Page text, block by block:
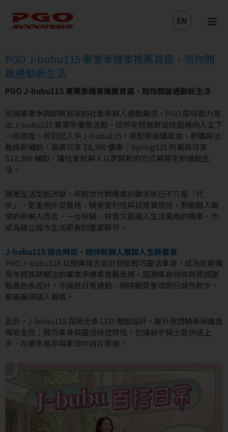
容
EN
PGO J-bubu115 畢業季機車推薦首選，陪你開
啟通勤新生活
PGO J-bubu115 畢業季機車推薦首選，陪你開啟通勤新生活
迎接畢業季與即將到來的社會新鮮人通勤需求，PGO 摩特動力推
出 J-bubu115 畢業季優惠活動，陪伴年輕族群從校園邁向人生下
一段旅程。即日起入手 J-bubu115，搭配原廠購車金、新購與汰
舊換新補助，最高可享 $9,300 優惠；Spring125 則最高可享
$12,300 補助，讓社會新鮮人以更輕鬆的方式展開全新通勤生
活。
隨著生活型態改變，年輕世代對機車的需求早已不只是「代
步」，更重視外型風格、騎乘便利性與日常實用性。對剛踏入職
場的新鮮人而言，一台好騎、好看又能融入生活風格的機車，也
成為建立城市生活節奏的重要夥伴。
J-bubu115 復古時尚，陪伴新鮮人展開人生新篇章
PGO J-bubu115 以經典復古設計搭配輕巧靈活車身，成為近期備
受年輕族群關注的畢業季機車推薦首選。圓潤車身線條與質感甜
點風色系設計，不論是日常通勤、咖啡廳聚會或假日城市散步，
都能展現個人風格。
此外，J-bubu115 採用全車 LED 燈組設計，提升夜間騎乘辨識度
與安全性；輕巧車身與靈活操控特性，也讓新手騎士能快速上
手，在都市巷弄與車流中自在穿梭。